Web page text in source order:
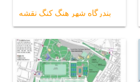
بندرگاه شهر هنگ کنگ نقشه